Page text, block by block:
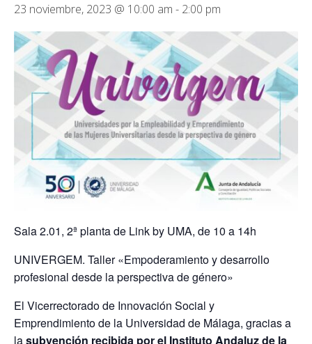
23 noviembre, 2023 @ 10:00 am - 2:00 pm
Sala 2.01, 2ª planta de Link by UMA, de 10 a 14h
UNIVERGEM. Taller «Empoderamiento y desarrollo
profesional desde la perspectiva de género»
El Vicerrectorado de Innovación Social y
Emprendimiento de la Universidad de Málaga, gracias a
lasubvención recibida por el Instituto Andaluz de la